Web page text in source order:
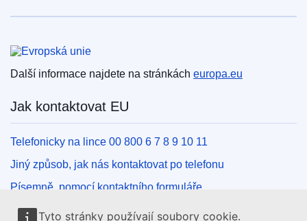
Tyto stránky používají soubory cookie.
Další informace najdete na stránkách europa.eu
Jak kontaktovat EU
Telefonicky na lince 00 800 6 7 8 9 10 11
Jiný způsob, jak nás kontaktovat po telefonu
Písemně, pomocí kontaktního formuláře
Osobně, v kontaktním místě EU